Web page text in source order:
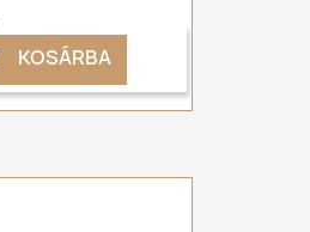
KOSÁRBA